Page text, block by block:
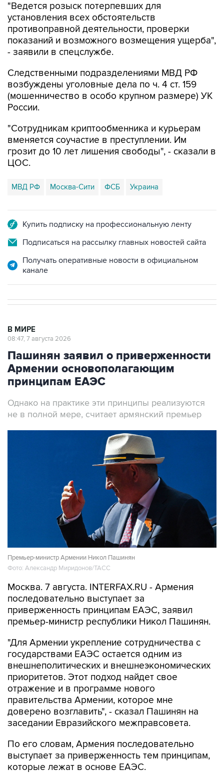
"Ведется розыск потерпевших для
установления всех обстоятельств
противоправной деятельности, проверки
показаний и возможного возмещения ущерба",
- заявили в спецслужбе.
Следственными подразделениями МВД РФ
возбуждены уголовные дела по ч. 4 ст. 159
(мошенничество в особо крупном размере) УК
России.
"Сотрудникам криптообменника и курьерам
вменяется соучастие в преступлении. Им
грозит до 10 лет лишения свободы", - сказали в
ЦОС.
МВД РФ Москва-Сити ФСБ Украина
Купить подписку на профессиональную ленту
Подписаться на рассылку главных новостей сайта
Получать оперативные новости в официальном
канале
В МИРЕ
08:47, 7 августа 2026
Пашинян заявил о приверженности
Армении основополагающим
принципам ЕАЭС
Однако на практике эти принципы реализуются
не в полной мере, считает армянский премьер
Премьер-министр Армении Никол Пашинян
Фото: Александр Миридонов/ТАСС
Москва. 7 августа. INTERFAX.RU - Армения
последовательно выступает за
приверженность принципам ЕАЭС, заявил
премьер-министр республики Никол Пашинян.
"Для Армении укрепление сотрудничества с
государствами ЕАЭС остается одним из
внешнеполитических и внешнеэкономических
приоритетов. Этот подход найдет свое
отражение и в программе нового
правительства Армении, которое мне
доверено возглавить", - сказал Пашинян на
заседании Евразийского межправсовета.
По его словам, Армения последовательно
выступает за приверженность тем принципам,
которые лежат в основе ЕАЭС.